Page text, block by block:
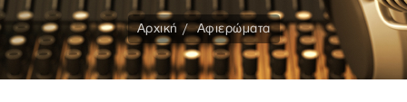
Αρχική Αφιερώματα